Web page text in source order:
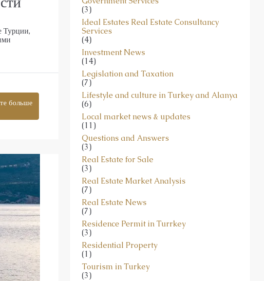
Турции,
больше
(3)
Ideal Estates Real Estate Consultancy
Services
(4)
Investment News
(14)
Legislation and Taxation
(7)
Lifestyle and culture in Turkey and Alanya
(6)
Local market news & updates
(11)
Questions and Answers
(3)
Real Estate for Sale
(3)
Real Estate Market Analysis
(7)
Real Estate News
(7)
Residence Permit in Turrkey
(3)
Residential Property
(1)
Tourism in Turkey
(3)